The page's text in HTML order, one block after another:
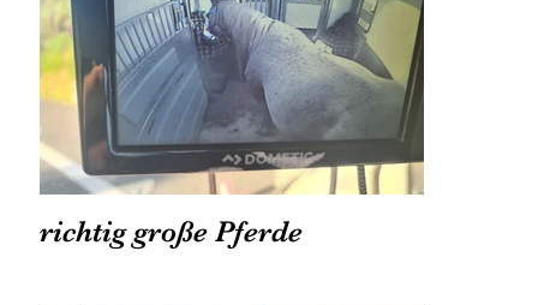
richtig große Pferde